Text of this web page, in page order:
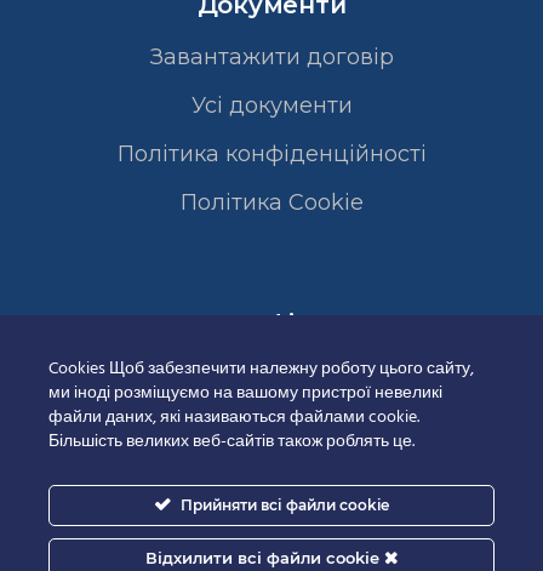
Завантажити договір
Усі документи
Політика конфіденційності
Полiтика Cookie
Сертифікати
Cookies Щоб забезпечити належну роботу цього сайту,
ми іноді розміщуємо на вашому пристрої невеликі
файли даних, які називаються файлами cookie.
Більшість великих веб-сайтів також роблять це.
Прийняти всі файли cookie
Відхилити всі файли cookie